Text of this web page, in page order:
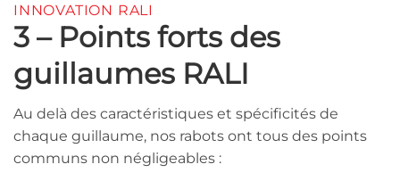
INNOVATION RALI
3 – Points forts des
guillaumes RALI
Au delà des caractéristiques et spécificités de
chaque guillaume, nos rabots ont tous des points
communs non négligeables :